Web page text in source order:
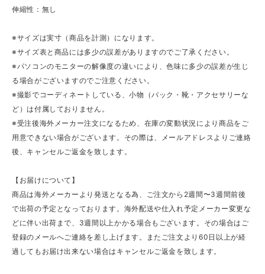
伸縮性：無し
※サイズは実寸（商品を計測）になります。
※サイズ表と商品には多少の誤差がありますのでご了承ください。
※パソコンのモニターの解像度の違いにより、色味に多少の誤差が生じ
る場合がございますのでご注意ください。
※撮影でコーディネートしている、小物（バック・靴・アクセサリーな
ど）は付属しておりません。
※受注後海外メーカー注文になるため、在庫の変動状況により商品をご
用意できない場合がございます。その際は、メールアドレスよりご連絡
後、キャンセルご返金を致します。
【お届けについて】
商品は海外メーカーより発送となる為、ご注文から2週間〜3週間前後
で出荷の予定となっております。海外配送や仕入れ予定メーカー変更な
どに伴い出荷まで、3週間以上かかる場合もございます。その場合はご
登録のメールへご連絡を差し上げます。またご注文より60日以上が経
過してもお届け出来ない場合はキャンセルご返金を致します。